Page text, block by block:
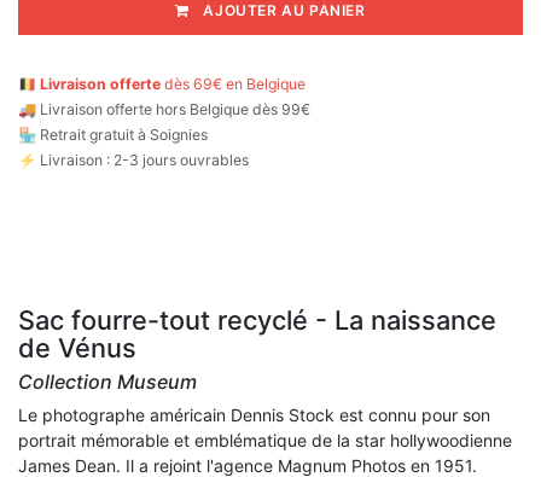
AJOUTER AU PANIER
🇧🇪 Livraison offerte dès 69€ en Belgique
🚚 Livraison offerte hors Belgique dès 99€
🏪 Retrait gratuit à Soignies
⚡ Livraison : 2-3 jours ouvrables
Sac fourre-tout recyclé - La naissance
de Vénus
Collection Museum
Le photographe américain Dennis Stock est connu pour son
portrait mémorable et emblématique de la star hollywoodienne
James Dean. Il a rejoint l'agence Magnum Photos en 1951.